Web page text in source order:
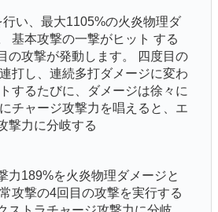
い、最大1105%の火炎物理ダ
基本攻撃の一撃がヒット する
の攻撃が発動します。 四度目の
打し、連続多打ダメージに変わ
するたびに、ダメージは徐々に
チャージ攻撃力を唱えると、エ
撃力に分岐する
力189%を火炎物理ダメージと
攻撃の4回目の攻撃を実行する